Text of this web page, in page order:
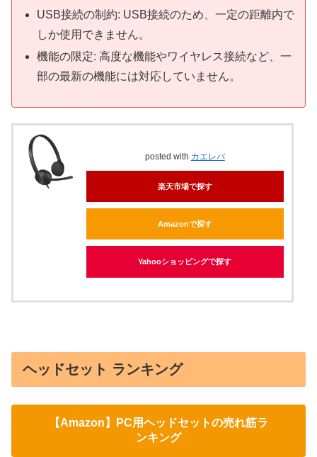
USB接続の制約: USB接続のため、一定の距離内で
しか使用できません。
機能の限定: 高度な機能やワイヤレス接続など、一
部の最新の機能には対応していません。
posted with カエレバ
楽天市場で探す
Amazonで探す
Yahooショッピングで探す
ヘッドセット ランキング
【Amazon】PC用ヘッドセットの売れ筋ラ
ンキング